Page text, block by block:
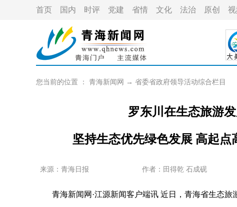
首页 国内 时评 党建 省情 文化 法治 原创
您当前的位置 ： 青海新闻网 → 省委省政府领导活动综合栏目
罗东川在生态旅游
坚持生态优先绿色发展 高起
来源：青海日报 作者： 田得乾 石成砚
青海新闻网·江源新闻客户端讯 近日，青海省生态旅